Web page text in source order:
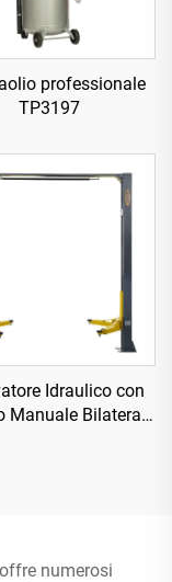
professionale
TP3197
Idraulico con
Manuale Bilaterale
numerosi